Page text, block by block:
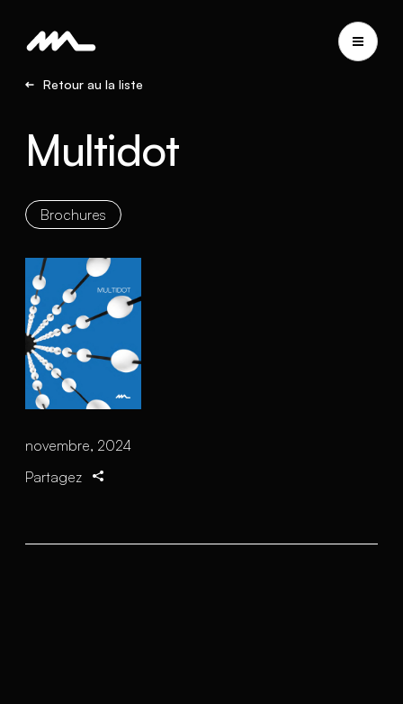
Retour au la liste
Multidot
Brochures
novembre, 2024
Partagez